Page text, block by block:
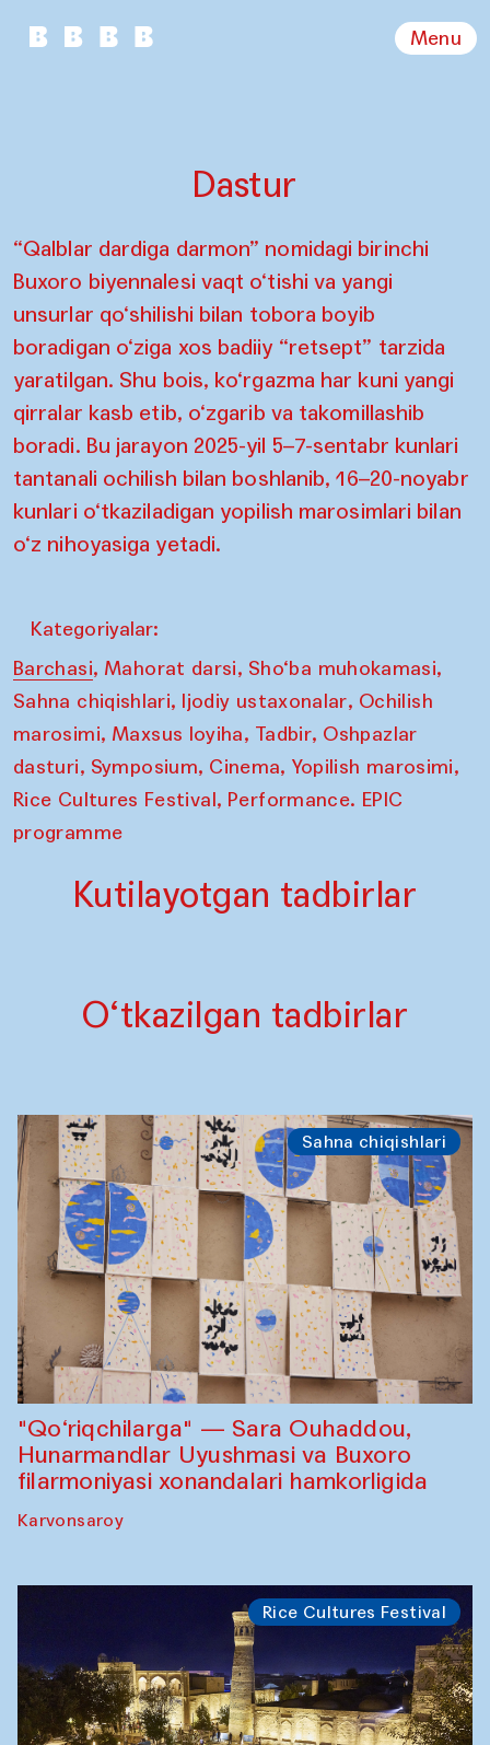
Menu
Dastur
“Qalblar dardiga darmon” nomidagi birinchi
Buxoro biyennalesi vaqt o‘tishi va yangi
unsurlar qo‘shilishi bilan tobora boyib
boradigan o‘ziga xos badiiy “retsept” tarzida
yaratilgan. Shu bois, ko‘rgazma har kuni yangi
qirralar kasb etib, o‘zgarib va takomillashib
boradi. Bu jarayon 2025-yil 5–7-sentabr kunlari
tantanali ochilish bilan boshlanib, 16–20-noyabr
kunlari o‘tkaziladigan yopilish marosimlari bilan
o‘z nihoyasiga yetadi.
Kategoriyalar:
Barchasi, Mahorat darsi, Sho‘ba muhokamasi,
Sahna chiqishlari, Ijodiy ustaxonalar, Ochilish
marosimi, Maxsus loyiha, Tadbir, Oshpazlar
dasturi, Symposium, Cinema, Yopilish marosimi,
Rice Cultures Festival, Performance. EPIC
programme
Kutilayotgan tadbirlar
O‘tkazilgan tadbirlar
Sahna chiqishlari
"Qo‘riqchilarga" — Sara Ouhaddou,
Hunarmandlar Uyushmasi va Buxoro
filarmoniyasi xonandalari hamkorligida
Karvonsaroy
Rice Cultures Festival